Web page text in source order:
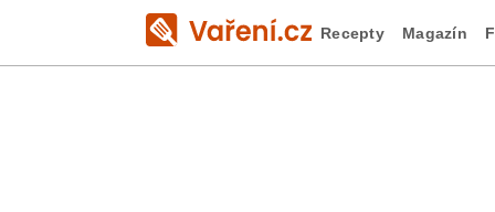
Recepty Magazín